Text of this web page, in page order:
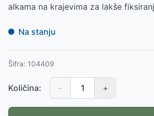
alkama na krajevima za lakše
Na stanju
Šifra: 104409
Količina: - +